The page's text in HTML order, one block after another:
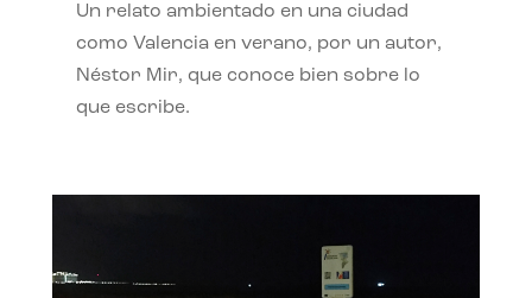
Un relato ambientado en una ciudad
como Valencia en verano, por un autor,
Néstor Mir, que conoce bien sobre lo
que escribe.